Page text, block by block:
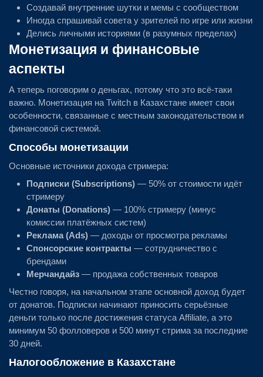
Создавай внутренние шутки и мемы с сообществом
Иногда спрашивай совета у зрителей по игре или жизни
Делись личными историями (в разумных пределах)
Монетизация и финансовые
аспекты
А теперь поговорим о деньгах, потому что это всё-таки
важно. Монетизация на Twitch в Казахстане имеет свои
особенности, связанные с местным законодательством и
финансовой системой.
Способы монетизации
Основные источники дохода стримера:
Подписки (Subscriptions) — 50% от стоимости идёт
стримеру
Донаты (Donations) — 100% стримеру (минус
комиссии платёжных систем)
Реклама (Ads) — доходы от просмотра рекламы
Спонсорские контракты — сотрудничество с
брендами
Мерчандайз — продажа собственных товаров
Честно говоря, на начальном этапе основной доход будет
от донатов. Подписки начинают приносить серьёзные
деньги только после достижения статуса Affiliate, а это
минимум 50 фолловеров и 500 минут стрима за последние
30 дней.
Налогообложение в Казахстане